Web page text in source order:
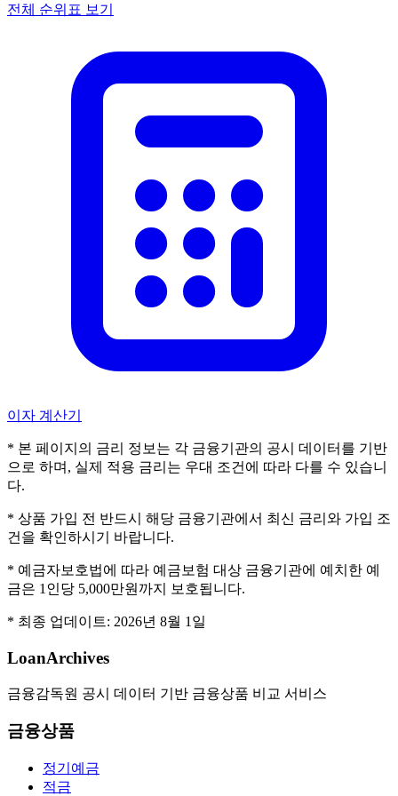
전체 순위표 보기
이자 계산기
* 본 페이지의 금리 정보는 각 금융기관의 공시 데이터를 기반
으로 하며, 실제 적용 금리는 우대 조건에 따라 다를 수 있습니
다.
* 상품 가입 전 반드시 해당 금융기관에서 최신 금리와 가입 조
건을 확인하시기 바랍니다.
* 예금자보호법에 따라 예금보험 대상 금융기관에 예치한 예
금은 1인당 5,000만원까지 보호됩니다.
* 최종 업데이트: 2026년 8월 1일
LoanArchives
금융감독원 공시 데이터 기반 금융상품 비교 서비스
금융상품
정기예금
적금